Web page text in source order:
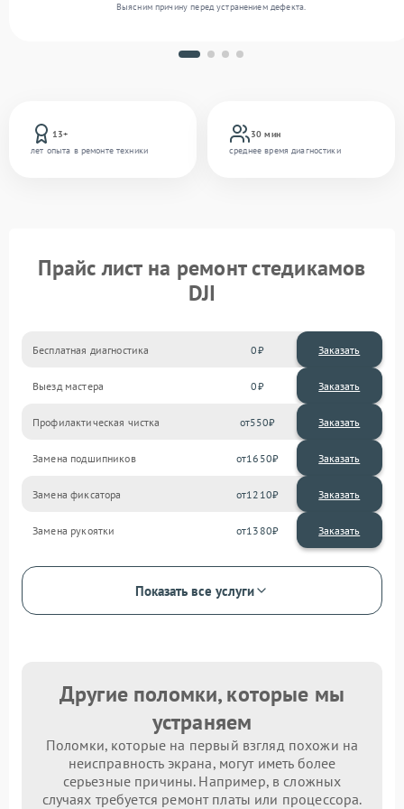
13+
лет опыта в ремонте техники
30 мин
среднее время диагностики
Выясним причину перед устранением дефекта.
Прайс лист на ремонт стедикамов
DJI
Бесплатная диагностика 0 Заказать
Выезд мастера 0 Заказать
Профилактическая чистка 550
Замена подшипников 1650
Замена фиксатора 1210
Замена рукоятки 1380
Показать все услуги
Другие поломки, которые мы
устраняем
Поломки, которые на первый взгляд похожи на
неисправность экрана, могут иметь более
серьезные причины. Например, в сложных
случаях требуется ремонт платы или процессора.